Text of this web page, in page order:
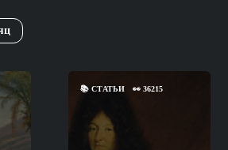
📚СТАТЬИ 👀36215